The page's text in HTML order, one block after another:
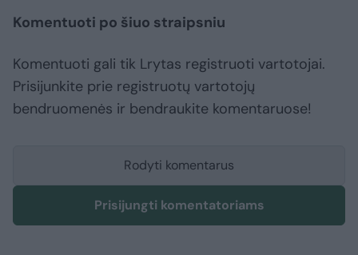
Komentuoti po šiuo straipsniu
Komentuoti gali tik Lrytas registruoti vartotojai.
Prisijunkite prie registruotų vartotojų
bendruomenės ir bendraukite komentaruose!
Rodyti komentarus
Prisijungti komentatoriams